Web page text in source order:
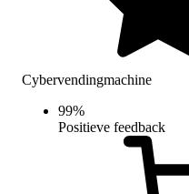
Cybervendingmachine
99%
Positieve feedback